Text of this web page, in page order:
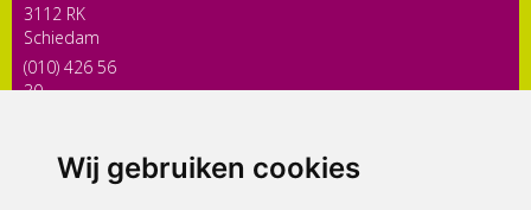
Wij gebruiken cookies
3112 RK
Schiedam
(010) 426 56
30
ONDERDEEL VAN